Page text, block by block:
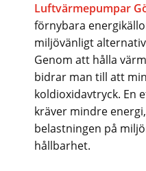
Luftvärmepumpar
förnybara
miljövänligt
Genom att hålla
bidrar man till att
koldioxidavtryck. En
kräver mindre
belastningen på
hållbarhet.